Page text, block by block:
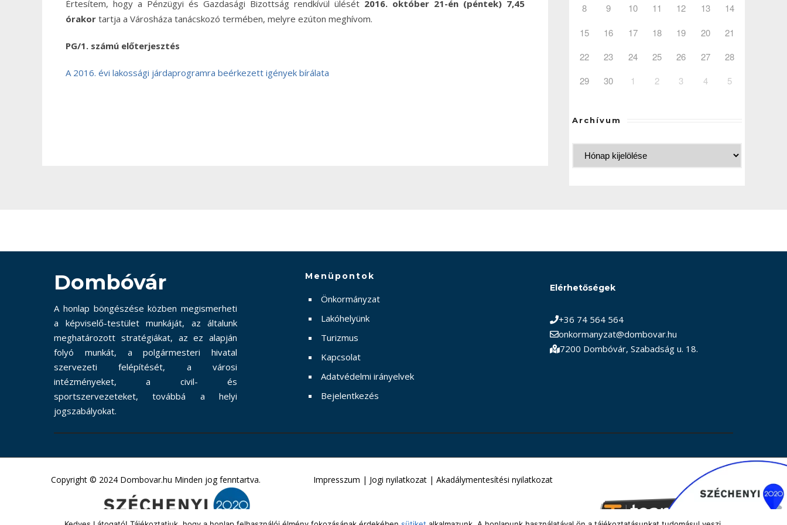
Értesítem, hogy a Pénzügyi és Gazdasági Bizottság rendkívül ülését 2016. október 21-én (péntek) 7,45
órakor tartja a Városháza tanácskozó termében, melyre ezúton meghívom.
PG/1. számú előterjesztés
A 2016. évi lakossági járdaprogramra beérkezett igények bírálata
8
9 10 11 12 13
14
15
16 17 18 19 20
21
22
23 24 25 26 27
28
29
30 1 2 3 4 5
Archívum
Dombóvár
A honlap böngészése közben megismerheti
a képviselő-testület munkáját, az általunk
meghatározott stratégiákat, az ez alapján
folyó munkát, a polgármesteri hivatal
szervezeti felépítését, a városi
intézményeket, a civil- és
sportszervezeteket, továbbá a helyi
jogszabályokat.
Menüpontok
Önkormányzat
Lakóhelyünk
Turizmus
Kapcsolat
Adatvédelmi irányelvek
Bejelentkezés
Elérhetőségek
+36 74 564 564
onkormanyzat@dombovar.hu
7200 Dombóvár, Szabadság u. 18.
Copyright © 2024 Dombovar.hu Minden jog fenntartva. Impresszum | Jogi nyilatkozat | Akadálymentesítési nyilatkozat